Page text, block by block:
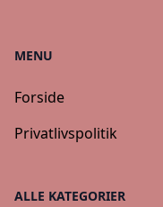
MENU
Forside
Privatlivspolitik
ALLE KATEGORIER